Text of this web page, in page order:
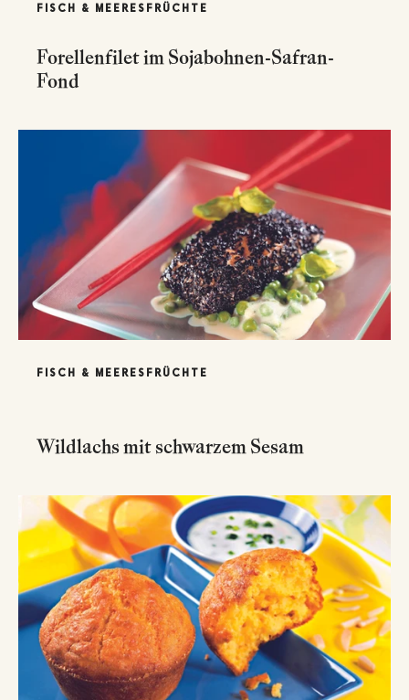
FISCH & MEERESFRÜCHTE
Forellenfilet im Sojabohnen-Safran-
Fond
FISCH & MEERESFRÜCHTE
Wildlachs mit schwarzem Sesam